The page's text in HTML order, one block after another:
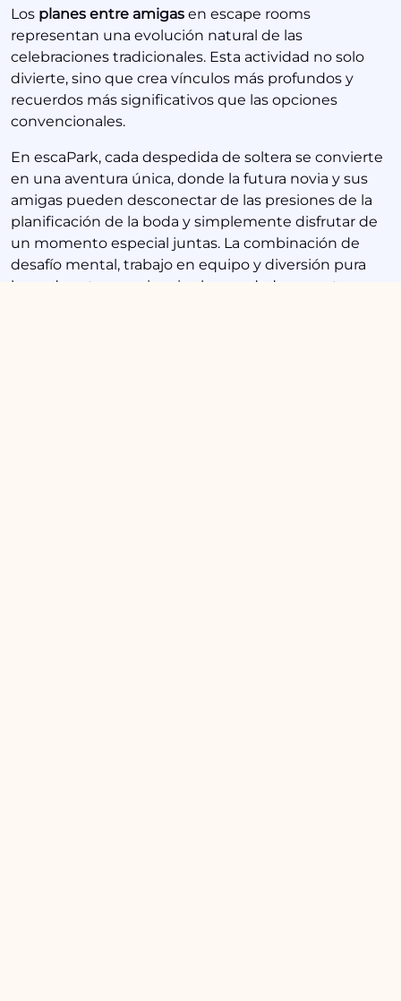
Los planes entre amigas en escape rooms
representan una evolución natural de las
celebraciones tradicionales. Esta actividad no solo
divierte, sino que crea vínculos más profundos y
recuerdos más significativos que las opciones
convencionales.
En escaPark, cada despedida de soltera se convierte
en una aventura única, donde la futura novia y sus
amigas pueden desconectar de las presiones de la
planificación de la boda y simplemente disfrutar de
un momento especial juntas. La combinación de
desafío mental, trabajo en equipo y diversión pura
hace de esta experiencia algo verdaderamente